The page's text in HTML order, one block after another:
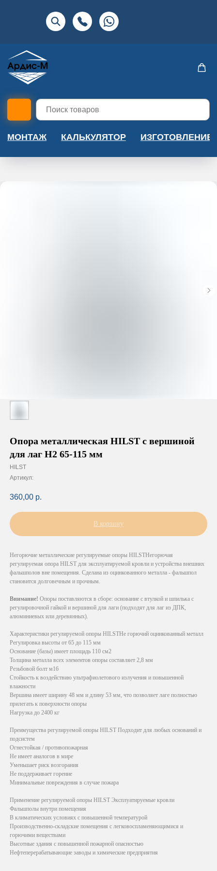
МОНТАЖ КАЛЬКУЛЯТОР ИЗГОТОВЛЕНИЕ
Опора металлическая HILST с вершиной
для лаг H2 65-115 мм
HILST
Артикул:
360,00 р.
В корзину
Негорючие металлические регулируемые опоры HILSTНегорючая
регулируемая опора HILST для эксплуатируемой кровли и устройства внешних
фальшполов вне помещения. Сделана из оцинкованного металла - фальшпол
становится долговечным и прочным.
Внимание! Опоры поставляются в сборе: основание с втулкой и шпилька с
регулировочной гайкой и вершиной для лаги (подходят для лаг из ДПК,
алюминиевых или деревянных).
Характеристики регулируемой опоры HILSTНе горючий оцинкованный металл
Регулировка высоты от 65 до 115 мм
Основание (базы) имеет площадь 110 см2
Толщина металла всех элементов опоры составляет 2,8 мм
Резьбовой болт м16
Стойкость к воздействию ультрафиолетового излучения и повышенной
влажности
Вершина имеет ширину 48 мм и длину 53 мм, что позволяет лаге полностью
прилегать к поверхности опоры
Нагрузка до 2400 кг
Преимущества регулируемой опоры HILST Подходит для любых оснований и
подсистем
Огнестойкая / противопожарная
Не имеет аналогов в мире
Уменьшает риск возгорания
Не поддерживает горение
Минимальные повреждения в случае пожара
Применение регулируемой опоры HILST Эксплуатируемые кровли
Фальшполы внутри помещения
В климатических условиях с повышенной температурой
Производственно-складские помещения с легковоспламеняющимися и
горючими веществами
Высотные здания с повышенной пожарной опасностью
Нефтеперерабатывающие заводы и химические предприятия